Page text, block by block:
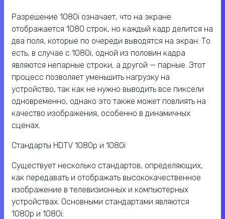
Разрешение 1080i означает, что на экране
отображается 1080 строк, но каждый кадр делится на
два поля, которые по очереди выводятся на экран. То
есть, в случае с 1080i, одной из половин кадра
являются непарные строки, а другой — парные. Этот
процесс позволяет уменьшить нагрузку на
устройство, так как не нужно выводить все пиксели
одновременно, однако это также может повлиять на
качество изображения, особенно в динамичных
сценах.
Стандарты HDTV 1080p и 1080i
Существует несколько стандартов, определяющих,
как передавать и отображать высококачественное
изображение в телевизионных и компьютерных
устройствах. Основными стандартами являются
1080p и 1080i: